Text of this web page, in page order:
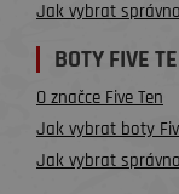
Jak vybrat
BOTY FIVE
O značce Five Ten
Jak vybrat boty
Jak vybrat